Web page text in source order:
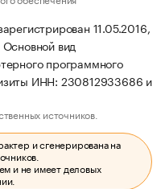
11.05.2016,
вид
программного
ИНН: 230812933686 и
источников.
и сгенерирована на
и не имеет деловых